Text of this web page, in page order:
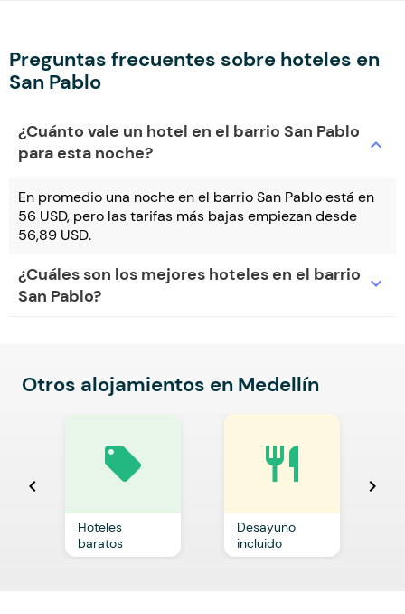
Preguntas frecuentes sobre hoteles en
San Pablo
¿Cuánto vale un hotel en el barrio San Pablo
para esta noche?
expand_more
En promedio una noche en el barrio San Pablo está en
56 USD, pero las tarifas más bajas empiezan desde
56,89 USD.
¿Cuáles son los mejores hoteles en el barrio
San Pablo?
expand_more
Otros alojamientos en Medellín
chevron_left
local_offer
Hoteles
baratos
restaurant
Desayuno
incluido
chevron_right